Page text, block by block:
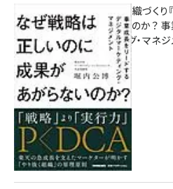
成果を生む組織づくり
があがらないのか？
マーケティング・マネ
10:00